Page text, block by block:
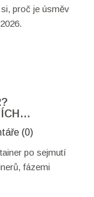
proč je úsměv
(0)
po sejmutí
fázemi